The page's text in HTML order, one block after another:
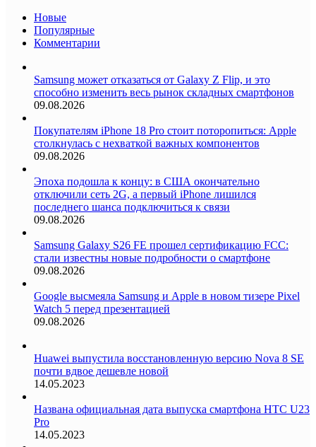
Новые
Популярные
Комментарии
Samsung может отказаться от Galaxy Z Flip, и это
способно изменить весь рынок складных смартфонов
09.08.2026
Покупателям iPhone 18 Pro стоит поторопиться: Apple
столкнулась с нехваткой важных компонентов
09.08.2026
Эпоха подошла к концу: в США окончательно
отключили сеть 2G, а первый iPhone лишился
последнего шанса подключиться к связи
09.08.2026
Samsung Galaxy S26 FE прошел сертификацию FCC:
стали известны новые подробности о смартфоне
09.08.2026
Google высмеяла Samsung и Apple в новом тизере Pixel
Watch 5 перед презентацией
09.08.2026
Huawei выпустила восстановленную версию Nova 8 SE
почти вдвое дешевле новой
14.05.2023
Названа официальная дата выпуска смартфона HTC U23
Pro
14.05.2023